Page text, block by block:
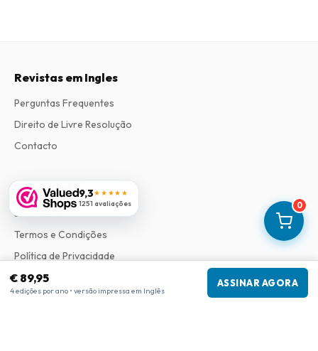
0
€ 89,95
4 edições por ano • versão impressa em Inglês
ASSINAR AGORA
9,3★★★★★
1251 avaliações
Revistas em Ingles
Perguntas Frequentes
Direito de Livre Resolução
Contacto
Informações
Sobre Nós
Termos e Condições
Política de Privacidade
Procedimento de Reclamações